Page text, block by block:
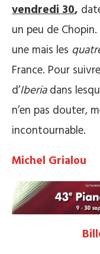
vendredi 30,
un peu de
une mais les
France. Pour
d’Iberiadans
n’en pas douter,
incontournable.
Michel Grialou